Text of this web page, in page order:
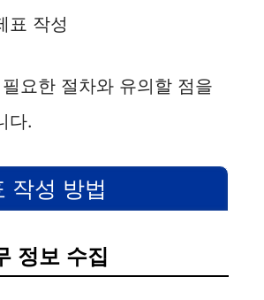
표 작성
요한 절차와 유의할 점을
다.
작성 방법
정보 수집